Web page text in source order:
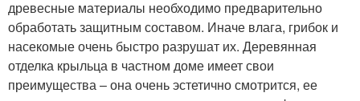
древесные материалы необходимо предварительно
обработать защитным составом. Иначе влага, грибок и
насекомые очень быстро разрушат их. Деревянная
отделка крыльца в частном доме имеет свои
преимущества – она очень эстетично смотрится, ее